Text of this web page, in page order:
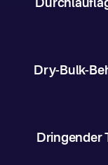
Dry-Bulk-
Dringender